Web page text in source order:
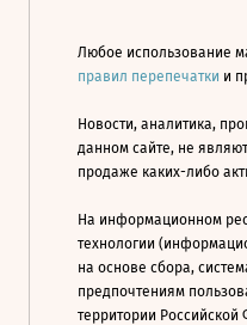
Любое использование
правил перепечатки и
Новости, аналитика,
данном сайте, не
продаже каких-либо
На информационном
технологии
на основе сбора,
предпочтениям
территории